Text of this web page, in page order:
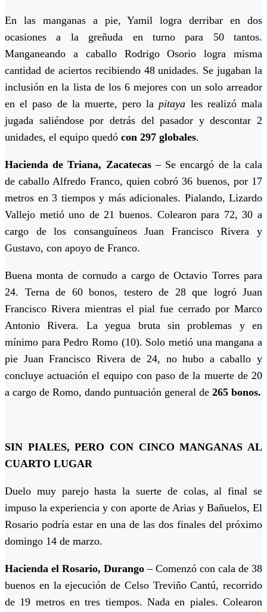
En las manganas a pie, Yamil logra derribar en dos
ocasiones a la greñuda en turno para 50 tantos.
Manganeando a caballo Rodrigo Osorio logra misma
cantidad de aciertos recibiendo 48 unidades. Se jugaban la
inclusión en la lista de los 6 mejores con un solo arreador
en el paso de la muerte, pero lapitaya les realizó mala
jugada saliéndose por detrás del pasador y descontar 2
unidades, el equipo quedó con 297 globales.
Hacienda de Triana, Zacatecas– Se encargó de la cala
de caballo Alfredo Franco, quien cobró 36 buenos, por 17
metros en 3 tiempos y más adicionales. Pialando, Lizardo
Vallejo metió uno de 21 buenos. Colearon para 72, 30 a
cargo de los consanguíneos Juan Francisco Rivera y
Gustavo, con apoyo de Franco.
Buena monta de cornudo a cargo de Octavio Torres para
24. Terna de 60 bonos, testero de 28 que logró Juan
Francisco Rivera mientras el pial fue cerrado por Marco
Antonio Rivera. La yegua bruta sin problemas y en
mínimo para Pedro Romo (10). Solo metió una mangana a
pie Juan Francisco Rivera de 24, no hubo a caballo y
concluye actuación el equipo con paso de la muerte de 20
a cargo de Romo, dando puntuación general de 265 bonos.
SIN PIALES, PERO CON CINCO MANGANAS AL
CUARTO LUGAR
Duelo muy parejo hasta la suerte de colas, al final se
impuso la experiencia y con aporte de Arias y Bañuelos, El
Rosario podría estar en una de las dos finales del próximo
domingo 14 de marzo.
Hacienda el Rosario, Durango – Comenzó con cala de 38
buenos en la ejecución de Celso Treviño Cantú, recorrido
de 19 metros en tres tiempos. Nada en piales. Colearon